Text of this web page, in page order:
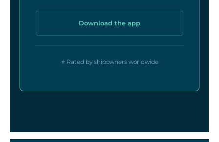
Download the app
⭐ Rated by shipowners worldwide